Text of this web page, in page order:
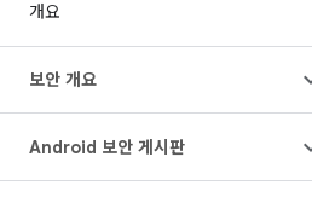
개요
보안 개요
Android 보안 게시판